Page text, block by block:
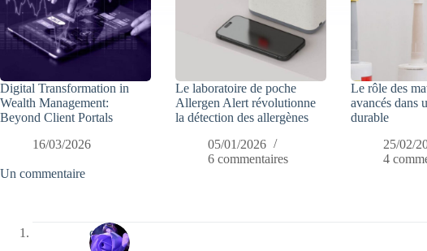
Digital Transformation in
Wealth Management:
Beyond Client Portals
16/03/2026
Le laboratoire de poche
Allergen Alert révolutionne
la détection des allergènes
05/01/2026
6 commentaires
Le rôle des
avancés dans
durable
25/02/
4
Un commentaire
cauvin